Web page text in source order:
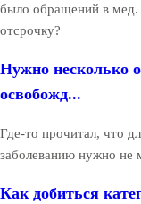
было обращений в мед.
отсрочку?
Нужно несколько
освобожд...
Где-то прочитал, что
заболеванию нужно не
Как добиться